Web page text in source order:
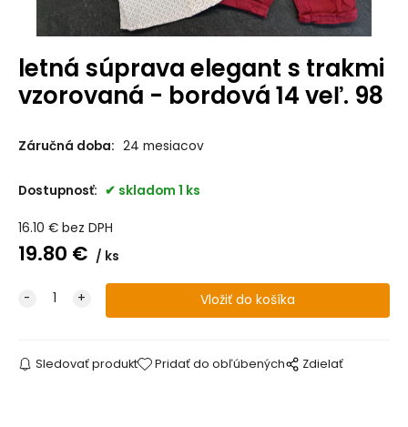
letná súprava elegant s trakmi
vzorovaná - bordová 14 veľ. 98
Záručná doba: 24 mesiacov
Dostupnosť: skladom 1 ks
16.10 € bez DPH
19.80 € ks
Sledovať produkt Pridať do obľúbených Zdielať